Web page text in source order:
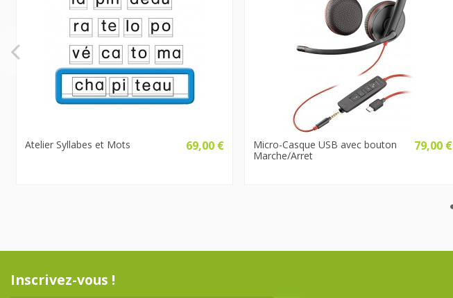
Atelier Syllabes et Mots 69,00 €
Micro-Casque USB avec bouton
Marche/Arret
79,00 €
Inscrivez-vous !